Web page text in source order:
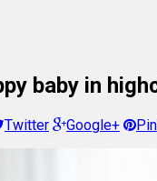
baby in
Twitter Google+